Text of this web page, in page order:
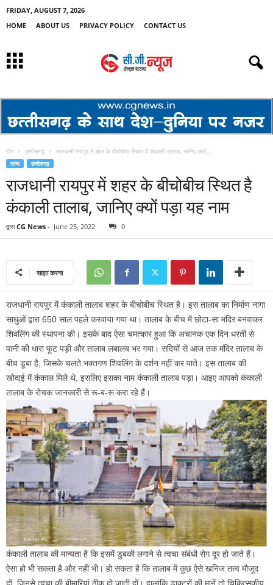
FRIDAY, AUGUST 7, 2026
HOME
ABOUT US PRIVACY POLICY CONTACT US
होम छत्तीसगढ़ राजधानी रायपुर में शहर के बीचोबीच स्थित है कंकाली तालाब, जानिए क्‍यों...
राज्य छत्तीसगढ़
राजधानी रायपुर में शहर के बीचोबीच स्थित है
कंकाली तालाब, जानिए क्‍यों पड़ा यह नाम
द्वारा CG News - June 25, 2022 0
साझा करना
राजधानी रायपुर में कंकाली तालाब शहर के बीचोबीच स्थित है। इस तालाब का निर्माण नागा
साधुओं द्वारा 650 साल पहले करवाया गया था। तालाब के बीच में छोटा-सा मंदिर बनवाकर
शिवलिंग की स्थापना की। इसके बाद ऐसा चमत्कार हुआ कि अचानक एक दिन धरती से
पानी की धारा फूट पड़ी और तालाब लबालब भर गया। सदियों से आज तक मंदिर तालाब के
बीच डूबा है, जिसके चलते भक्तगण शिवलिंग के दर्शन नहीं कर पाते। इस तालाब की
खोदाई में कंकाल मिले थे, इसलिए इसका नाम कंकाली तालाब पड़ा। आइए आपको कंकाली
तालाब के रोचक जानकारी से रू-ब-रू करा रहे हैं।
कंकाली तालाब की मान्यता है कि इसमें डुबकी लगाने से त्वचा संबंधी रोग दूर हो जाते हैं।
ऐसा हो भी सकता है और नहीं भी। हो सकता है कि तालाब में कुछ ऐसे खनिज तत्व मौजूद
हों, जिनसे त्वचा की बीमारियां ठीक हो जाती हों। हालांकि डाक्टरों की मानें तो चिकित्सकीय